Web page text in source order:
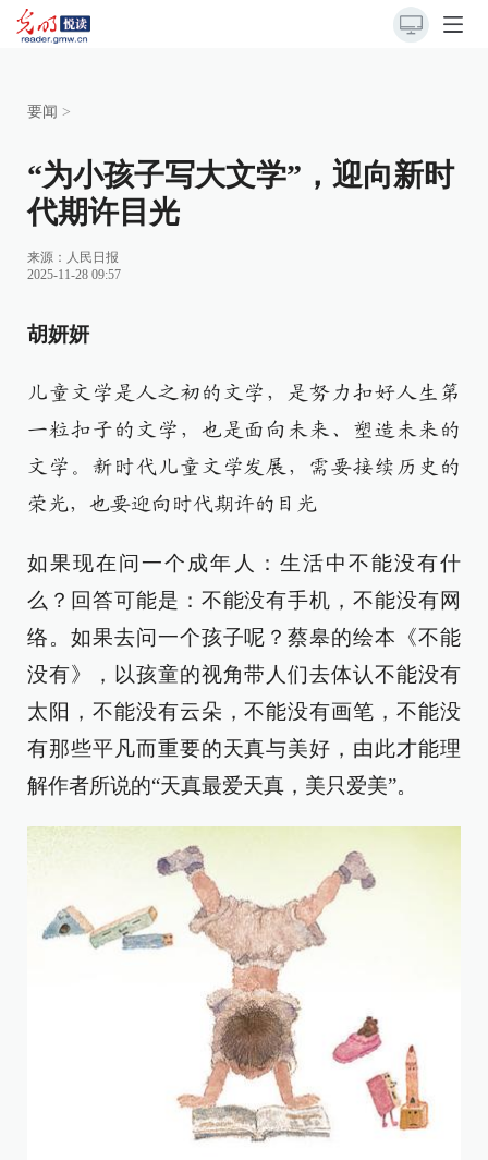
要闻 >
“为小孩子写大文学”，迎向新时
代期许目光
来源： 人民日报
2025-11-28 09:57
胡妍妍
儿童文学是人之初的文学，是努力扣好人生第
一粒扣子的文学，也是面向未来、塑造未来的
文学。新时代儿童文学发展，需要接续历史的
荣光，也要迎向时代期许的目光
如果现在问一个成年人：生活中不能没有什
么？回答可能是：不能没有手机，不能没有网
络。如果去问一个孩子呢？蔡皋的绘本《不能
没有》，以孩童的视角带人们去体认不能没有
太阳，不能没有云朵，不能没有画笔，不能没
有那些平凡而重要的天真与美好，由此才能理
解作者所说的“天真最爱天真，美只爱美”。